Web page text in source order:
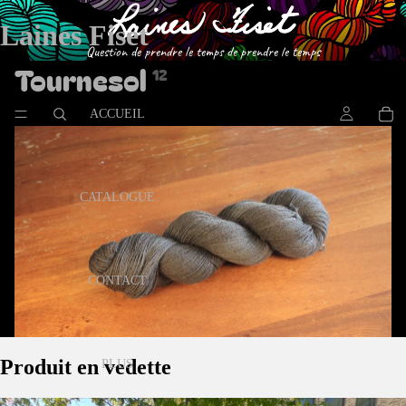
Laines Fiset
ACCUEIL
CATALOGUE
CONTACT
PLUS
Question de prendre le temps de prendre le temps
Tournesol 12
Produit en vedette